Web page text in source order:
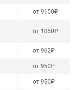
от 9150₽
от 1050₽
от 962₽
от 950₽
от 950₽